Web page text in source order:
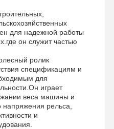
для надежной работы
он служит частью
ролик
спецификациям и
для
играет
веса машины и
рельса,
и